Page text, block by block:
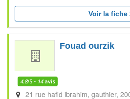
Voir la fiche
Fouad ourzik
4.8/5 - 14avis
21 rue hafid ibrahim, gauthier,